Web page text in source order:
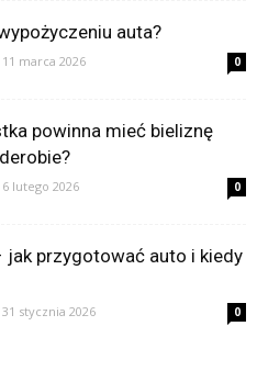
auta?
11 marca 2026 0
powinna mieć bieliznę
6 lutego 2026 0
jak przygotować auto i kiedy
31 stycznia 2026 0